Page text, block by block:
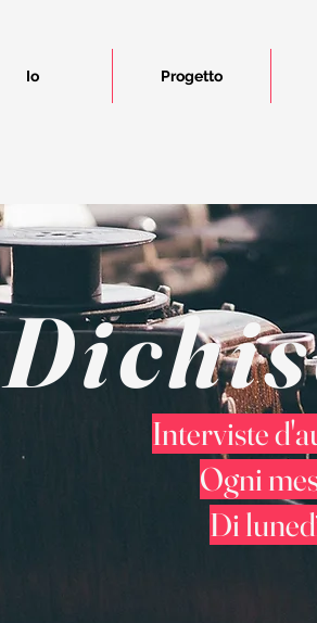
Io Progetto
Interviste
Ogni
Di